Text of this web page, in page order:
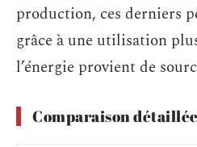
production, ces derniers
grâce à une utilisation
l’énergie provient de
Comparaison détaillée